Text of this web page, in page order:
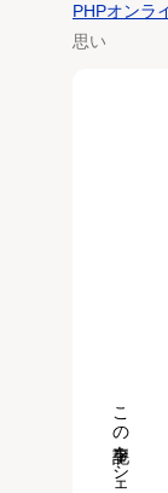
PHPオンラ
思い
この記事をシェア